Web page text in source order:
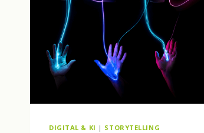
DIGITAL & KI | STORYTELLING